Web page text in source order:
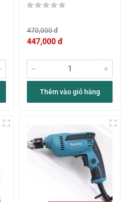
470,000 đ
447,000 đ
Thêm vào giỏ hàng